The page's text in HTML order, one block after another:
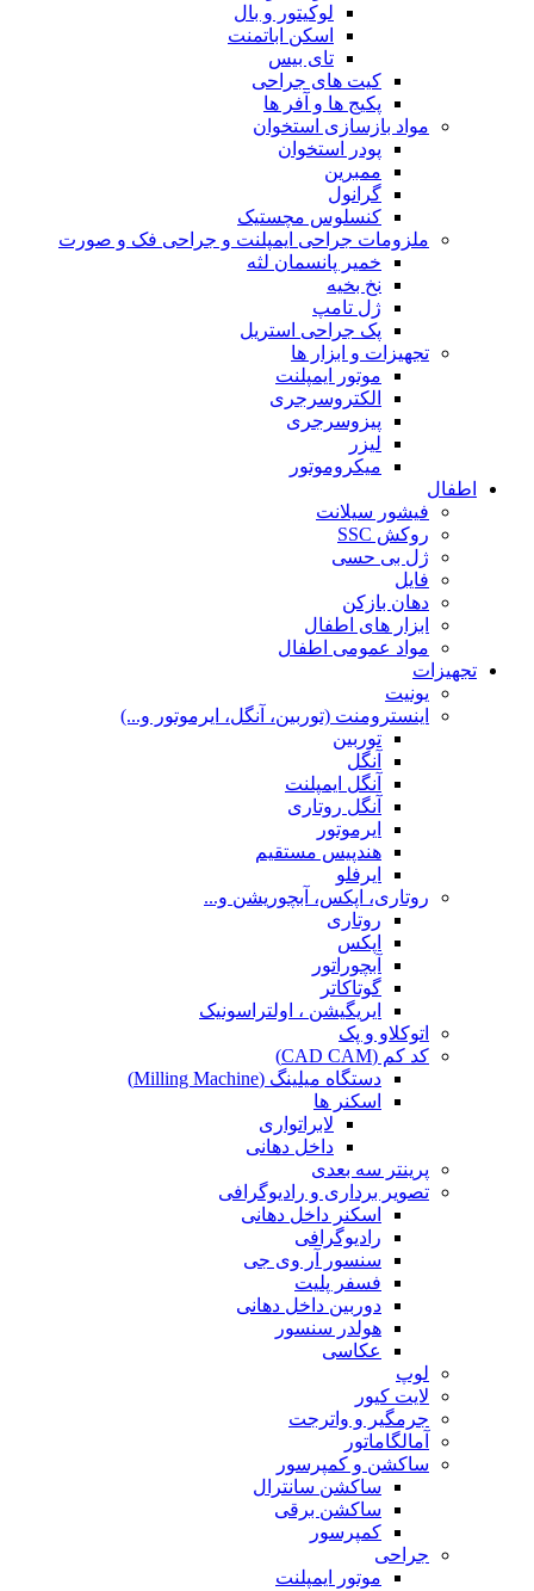
لوکیتور و بال
اسکن اباتمنت
تای بیس
کیت های جراحی
پکیج ها و آفر ها
مواد بازسازی استخوان
پودر استخوان
ممبرین
گرانول
کنسلوس مچستیک
ملزومات جراحی ایمپلنت و جراحی فک و صورت
خمیر پانسمان لثه
نخ بخیه
ژل تامپ
پک جراحی استریل
تجهیزات و ابزار ها
موتور ایمپلنت
الکتروسرجری
پیزوسرجری
لیزر
میکروموتور
اطفال
فیشور سیلانت
روکش SSC
ژل بی حسی
فایل
دهان بازکن
ابزار های اطفال
مواد عمومی اطفال
تجهیزات
یونیت
اینسترومنت (توربین، آنگل، ایرموتور و...)
توربین
آنگل
آنگل ایمپلنت
آنگل روتاری
ایرموتور
هندپیس مستقیم
ایرفلو
روتاری، اپکس، آبچوریشن و...
روتاری
اپکس
آبچوراتور
گوتاکاتر
ایریگیشن ، اولتراسونیک
اتوکلاو و پک
کد کم (CAD CAM)
دستگاه میلینگ (Milling Machine)
اسکنر ها
لابراتواری
داخل دهانی
پرینتر سه بعدی
تصویر برداری و رادیوگرافی
اسکنر داخل دهانی
رادیوگرافی
سنسور آر وی جی
فسفر پلیت
دوربین داخل دهانی
هولدر سنسور
عکاسی
لوپ
لایت کیور
جرمگیر و واترجت
آمالگاماتور
ساکشن و کمپرسور
ساکشن سانترال
ساکشن برقی
کمپرسور
جراحی
موتور ایمپلنت